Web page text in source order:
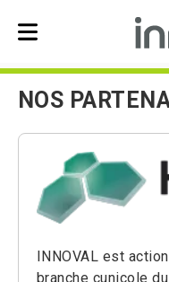
Skip to main navigation
NOS
INNOVAL est
branche cunicole